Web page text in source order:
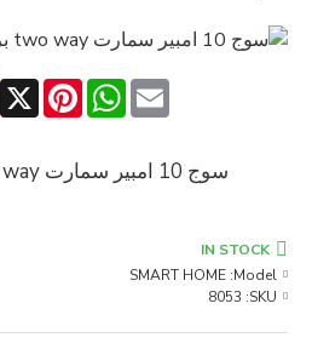
X
Pinterest
WhatsAppEmail
سوج 10 امبير سمارت two way برنامج tuya
IN STOCK
Model:
SMART HOME
SKU:
8053